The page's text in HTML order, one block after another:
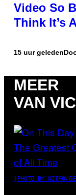
Video So
Think It’s
15 uur geleden
MEER
VAN
(PHOTO BY NITRO/